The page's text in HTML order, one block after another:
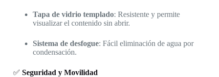
Tapa de vidrio templado: Resistente y permite
visualizar el contenido sin abrir.
Sistema de desfogue: Fácil eliminación de agua por
condensación.
✅ Seguridad y Movilidad